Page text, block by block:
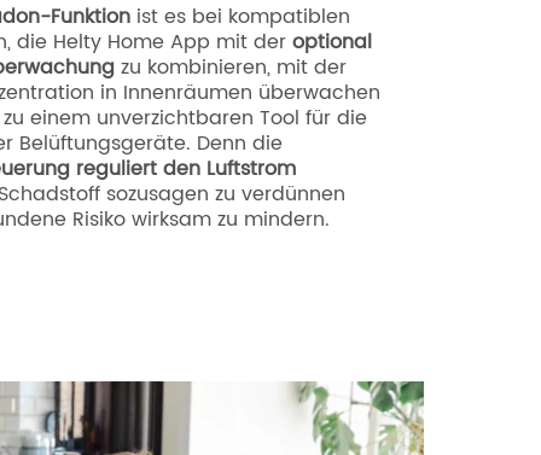
Funktion ist es bei kompatiblen
die Helty Home App mit deroptional
zu kombinieren, mit der
in Innenräumen überwachen
einem unverzichtbaren Tool für die
Belüftungsgeräte. Denn die
reguliert den Luftstrom
sozusagen zu verdünnen
Risiko wirksam zu mindern.